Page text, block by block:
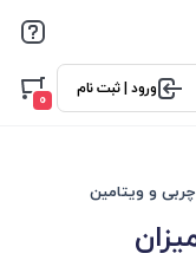
@media screen
ورود | ثبت نام
0
و ویتامین